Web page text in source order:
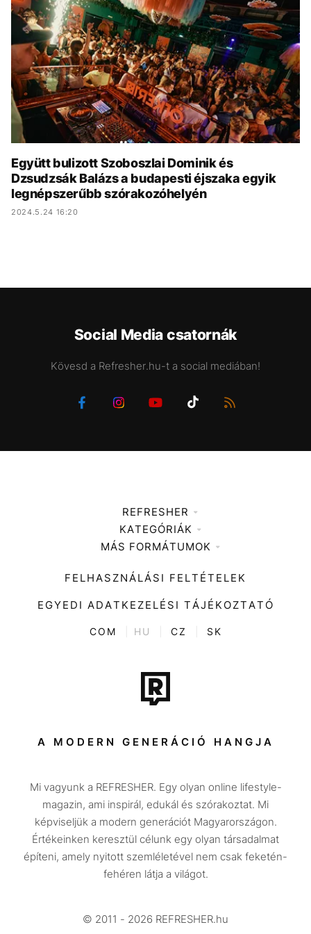
KÖZÉLET UTAZÁS
ÉLETMÓD DESIGN
BESZÉLGETÉSEK ARCOK
VIDEÓ TÖRTÉNETEK
GASZTRO
Együtt bulizott Szoboszlai Dominik és
Dzsudzsák Balázs a budapesti éjszaka egyik
legnépszerűbb szórakozóhelyén
2024.5.24 16:20
Social Media csatornák
Kövesd a Refresher.hu-t a social mediában!
REFRESHER
Médiaajánlat
KATEGÓRIÁK
Zene
Divat
Kultúra
ENTR
Tech-Tudomány
Sport
Társadalom
Utazás
Életmód
Design
Beszélgetések
Videó
MÁS FORMÁTUMOK
FELHASZNÁLÁSI FELTÉTELEK
EGYEDI ADATKEZELÉSI TÁJÉKOZTATÓ
COM HU CZ SK
A MODERN GENERÁCIÓ HANGJA
Mi vagyunk a REFRESHER. Egy olyan online lifestyle-
magazin, ami inspirál, edukál és szórakoztat. Mi
képviseljük a modern generációt Magyarországon.
Értékeinken keresztül célunk egy olyan társadalmat
építeni, amely nyitott szemléletével nem csak feketén-
fehéren látja a világot.
© 2011 - 2026 REFRESHER.hu